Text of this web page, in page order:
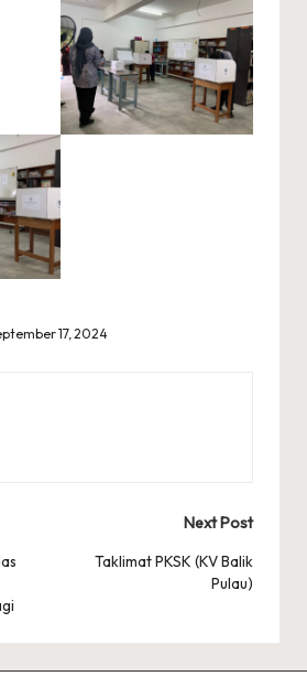
17, 2024
Next Post
Taklimat PKSK (KV Balik
Pulau)